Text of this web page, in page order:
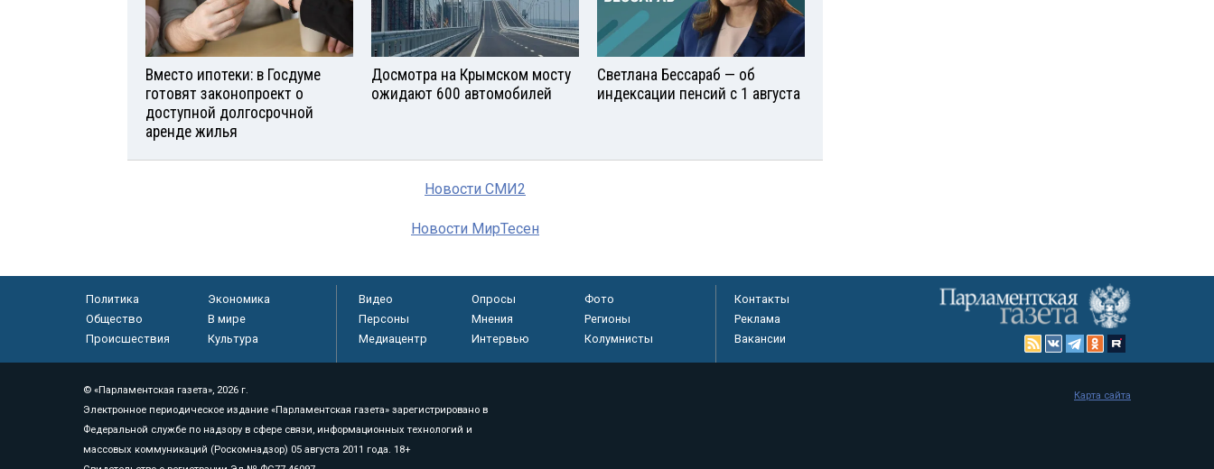
Вместо ипотеки: в Госдуме
готовят законопроект о
доступной долгосрочной
аренде жилья
Досмотра на Крымском мосту
ожидают 600 автомобилей
Светлана Бессараб — об
индексации пенсий с 1 августа
Новости СМИ2
Новости МирТесен
Политика
Экономика
Общество
В мире
Происшествия
Культура
Видео Опросы
Фото
Персоны
Мнения
Регионы
Медиацентр
Интервью Колумнисты
Контакты
Реклама
Вакансии
© «Парламентская газета», 2026 г.
Электронное периодическое издание «Парламентская газета» зарегистрировано в
Федеральной службе по надзору в сфере связи, информационных технологий и
массовых коммуникаций (Роскомнадзор) 05 августа 2011 года. 18+
Карта сайта